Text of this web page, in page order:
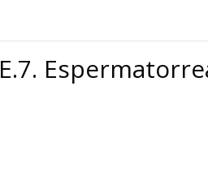
E.7.